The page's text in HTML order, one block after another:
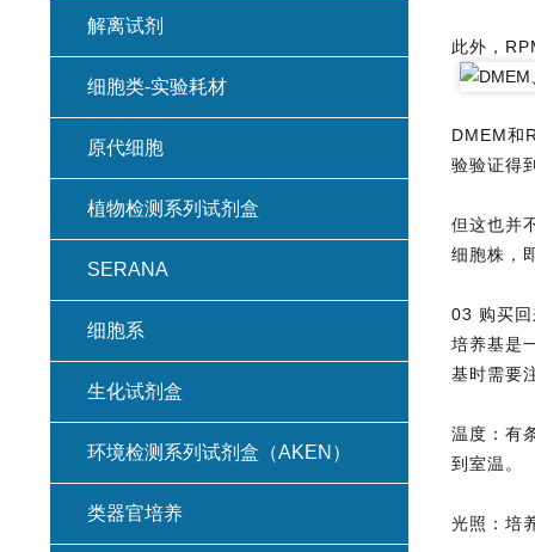
此外，
DMEM和
验验证得
但这也并
细胞株，
03 购买
培养基是
基时需要
温度：有
到室温。
光照：培
解离试剂
细胞类-实验耗材
原代细胞
植物检测系列试剂盒
SERANA
细胞系
生化试剂盒
环境检测系列试剂盒（AKEN）
类器官培养